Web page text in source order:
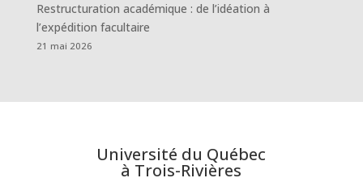
Restructuration académique : de l’idéation à
l’expédition facultaire
21 mai 2026
Université du Québec
à Trois-Rivières